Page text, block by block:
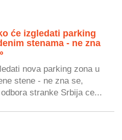
će izgledati parking
stenama - ne zna
nova parking zona u
stene - ne zna se,
stranke Srbija ce...